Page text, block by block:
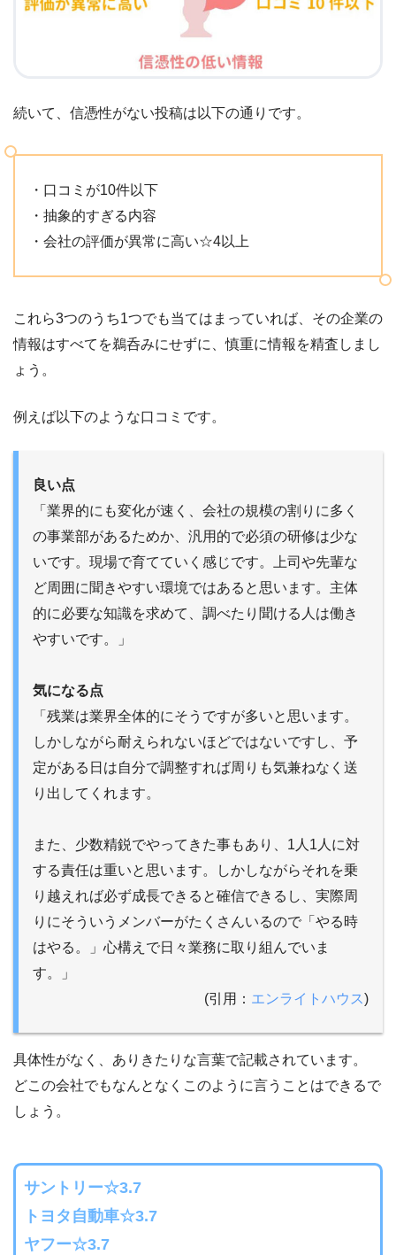
続いて、信憑性がない投稿は以下の通りです。
・口コミが10件以下
・抽象的すぎる内容
・会社の評価が異常に高い☆4以上
これら3つのうち1つでも当てはまっていれば、その企業の
情報はすべてを鵜呑みにせずに、慎重に情報を精査しまし
ょう。
例えば以下のような口コミです。
良い点
「業界的にも変化が速く、会社の規模の割りに多く
の事業部があるためか、汎用的で必須の研修は少な
いです。現場で育てていく感じです。上司や先輩な
ど周囲に聞きやすい環境ではあると思います。主体
的に必要な知識を求めて、調べたり聞ける人は働き
やすいです。」
気になる点
「残業は業界全体的にそうですが多いと思います。
しかしながら耐えられないほどではないですし、予
定がある日は自分で調整すれば周りも気兼ねなく送
り出してくれます。
また、少数精鋭でやってきた事もあり、1人1人に対
する責任は重いと思います。しかしながらそれを乗
り越えれば必ず成長できると確信できるし、実際周
りにそういうメンバーがたくさんいるので「やる時
はやる。」心構えで日々業務に取り組んでいま
す。」
(引用： エンライトハウス)
具体性がなく、ありきたりな言葉で記載されています。
どこの会社でもなんとなくこのように言うことはできるで
しょう。
サントリー☆3.7
トヨタ自動車☆3.7
ヤフー☆3.7